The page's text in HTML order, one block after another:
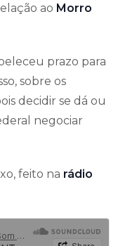
ao Morro
prazo para
sobre os
decidir se dá ou
negociar
feito na rádio